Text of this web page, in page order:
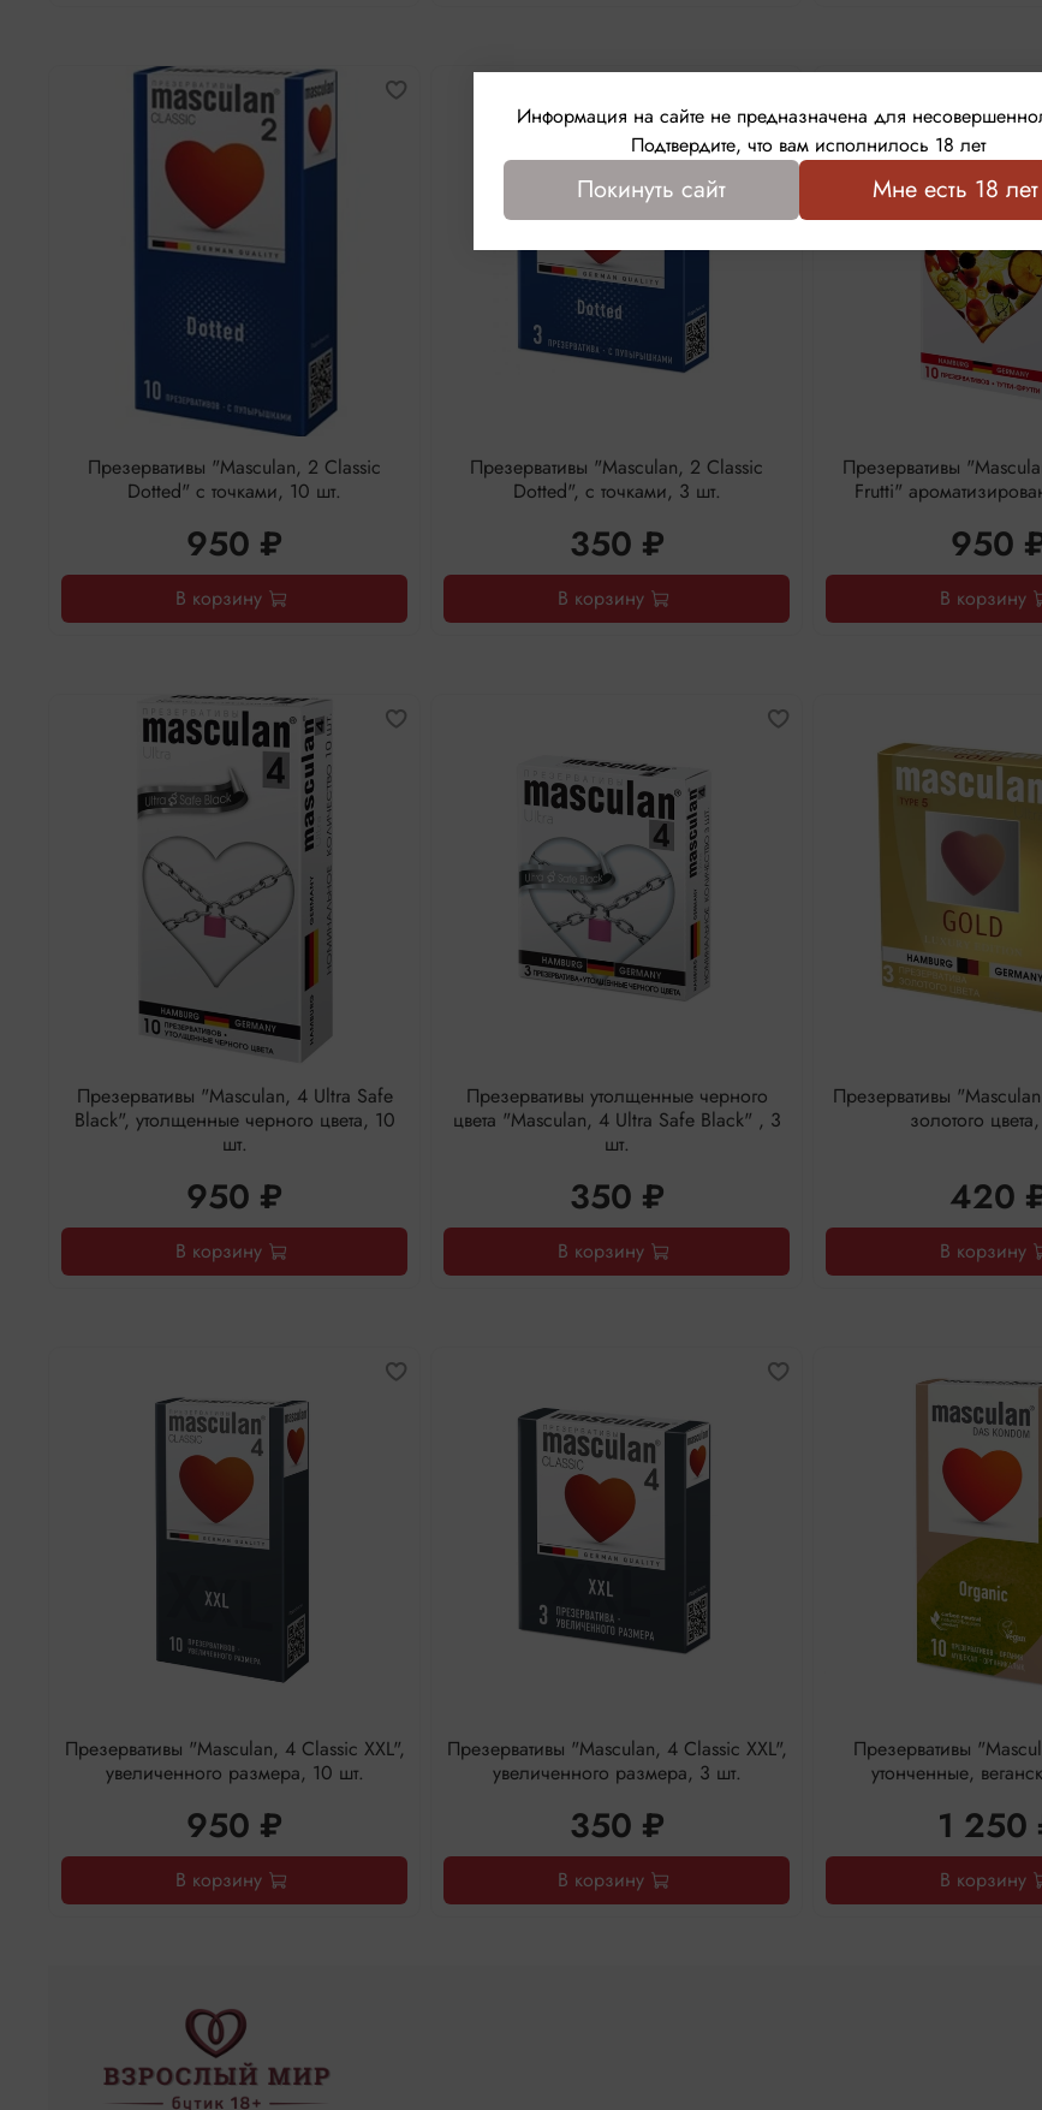
Презервативы "Masculan, 2 Classic
Dotted" с точками, 10 шт.
950 ₽
В корзину
Презервативы "Masculan, 2 Classic
Dotted", с точками, 3 шт.
350 ₽
В корзину
Презервативы
Frutti"
950
В корзину
Презервативы "Masculan, 4 Ultra Safe
Black", утолщенные черного цвета, 10
шт.
950 ₽
В корзину
Презервативы утолщенные черного
цвета "Masculan, 4 Ultra Safe Black" , 3
шт.
350 ₽
В корзину
Презервативы
золотого
420
В корзину
Презервативы "Masculan, 4 Classic XXL",
увеличенного размера, 10 шт.
950 ₽
В корзину
Презервативы "Masculan, 4 Classic XXL",
увеличенного размера, 3 шт.
350 ₽
В корзину
Презервативы
утонченные,
1 250
В корзину
Информация на сайте не предназначена для
Подтвердите, что вам исполнилось 18 лет
Покинуть сайт Мне есть 18 лет